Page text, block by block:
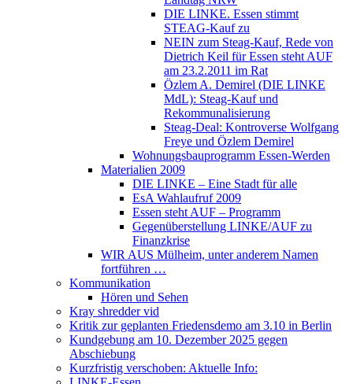
DIE LINKE. Essen stimmt
STEAG-Kauf zu
NEIN zum Steag-Kauf, Rede von
Dietrich Keil für Essen steht AUF
am 23.2.2011 im Rat
Özlem A. Demirel (DIE LINKE
MdL): Steag-Kauf und
Rekommunalisierung
Steag-Deal: Kontroverse Wolfgang
Freye und Özlem Demirel
Wohnungsbauprogramm Essen-Werden
Materialien 2009
DIE LINKE – Eine Stadt für alle
EsA Wahlaufruf 2009
Essen steht AUF – Programm
Gegenüberstellung LINKE/AUF zu
Finanzkrise
WIR AUS Mülheim, unter anderem Namen
fortführen …
Kommunikation
Hören und Sehen
Kray shredder vid
Kritik zur geplanten Friedensdemo am 3.10 in Berlin
Kundgebung am 10. Dezember 2025 gegen
Abschiebung
Kurzfristig verschoben: Aktuelle Info: